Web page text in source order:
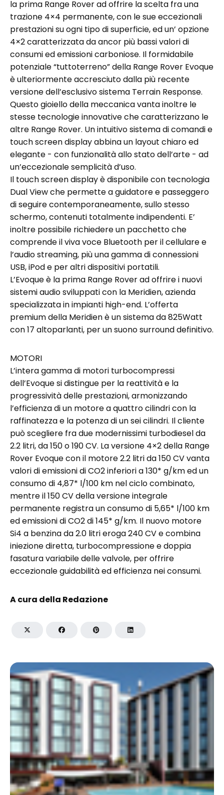
la prima Range Rover ad offrire la scelta fra una
trazione 4×4 permanente, con le sue eccezionali
prestazioni su ogni tipo di superficie, ed un’ opzione
4×2 caratterizzata da ancor più bassi valori di
consumi ed emissioni carboniose. Il formidabile
potenziale “tuttoterreno” della Range Rover Evoque
è ulteriormente accresciuto dalla più recente
versione dell’esclusivo sistema Terrain Response.
Questo gioiello della meccanica vanta inoltre le
stesse tecnologie innovative che caratterizzano le
altre Range Rover. Un intuitivo sistema di comandi e
touch screen display abbina un layout chiaro ed
elegante - con funzionalità allo stato dell’arte - ad
un’eccezionale semplicità d’uso.
Il touch screen display è disponibile con tecnologia
Dual View che permette a guidatore e passeggero
di seguire contemporaneamente, sullo stesso
schermo, contenuti totalmente indipendenti. E’
inoltre possibile richiedere un pacchetto che
comprende il viva voce Bluetooth per il cellulare e
l’audio streaming, più una gamma di connessioni
USB, iPod e per altri dispositivi portatili.
L’Evoque è la prima Range Rover ad offrire i nuovi
sistemi audio sviluppati con la Meridien, azienda
specializzata in impianti high-end. L’offerta
premium della Meridien è un sistema da 825Watt
con 17 altoparlanti, per un suono surround definitivo.
MOTORI
L’intera gamma di motori turbocompressi
dell’Evoque si distingue per la reattività e la
progressività delle prestazioni, armonizzando
l’efficienza di un motore a quattro cilindri con la
raffinatezza e la potenza di un sei cilindri. Il cliente
può scegliere fra due modernissimi turbodiesel da
2.2 litri, da 150 o 190 CV. La versione 4×2 della Range
Rover Evoque con il motore 2.2 litri da 150 CV vanta
valori di emissioni di CO2 inferiori a 130* g/km ed un
consumo di 4,87* l/100 km nel ciclo combinato,
mentre il 150 CV della versione integrale
permanente registra un consumo di 5,65* l/100 km
ed emissioni di CO2 di 145* g/km. Il nuovo motore
Si4 a benzina da 2.0 litri eroga 240 CV e combina
iniezione diretta, turbocompressione e doppia
fasatura variabile delle valvole, per offrire
eccezionale guidabilità ed efficienza nei consumi.
A cura della Redazione